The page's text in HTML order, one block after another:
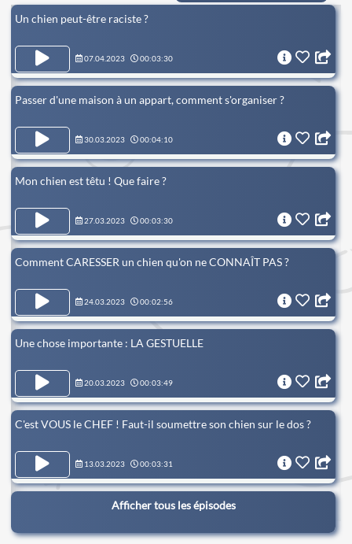
Un chien peut-être raciste ?
07.04.2023 00:03:30
Passer d'une maison à un appart, comment s'organiser ?
30.03.2023 00:04:10
Mon chien est têtu ! Que faire ?
27.03.2023 00:03:30
Comment CARESSER un chien qu'on ne CONNAÎT PAS ?
24.03.2023 00:02:56
Une chose importante : LA GESTUELLE
20.03.2023 00:03:49
C'est VOUS le CHEF ! Faut-il soumettre son chien sur le dos ?
13.03.2023 00:03:31
Afficher tous les épisodes